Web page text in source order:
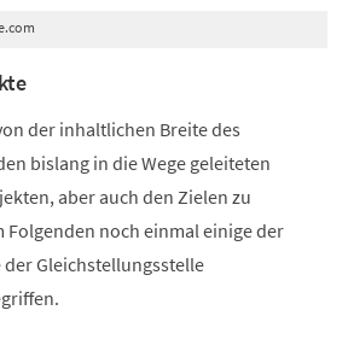
der inhaltlichen Breite des
bislang in die Wege geleiteten
aber auch den Zielen zu
noch einmal einige der
Gleichstellungsstelle